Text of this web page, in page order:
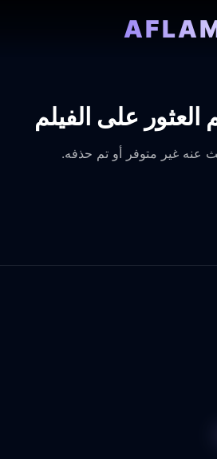
العثور على الفيلم
عنه غير متوفر أو تم حذفه.